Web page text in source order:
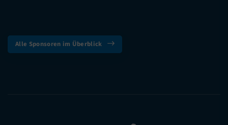
Alle Sponsoren im Überblick